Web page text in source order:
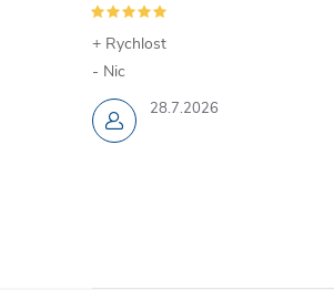
p
r
v
k
28.7.2026
+ Rychlost
- Nic